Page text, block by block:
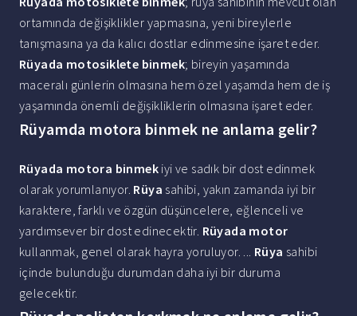
ortamında değişiklikler yapmasına, yeni bireylerle
tanışmasına ya da kalıcı dostlar edinmesine işaret eder.
Rüyada motosiklete binmek; bireyin yaşamında
maceralı günlerin olmasına hem özel yaşamda hem de iş
yaşamında önemli değişikliklerin olmasına işaret eder.
Rüyamda motora binmek ne anlama gelir?
Rüyada motora binmek iyi ve sadık bir dost edinmek
olarak yorumlanıyor. Rüya sahibi, yakın zamanda iyi bir
karaktere, farklı ve özgün düşüncelere, eğlenceli ve
yardımsever bir dost edinecektir. Rüyada motor
kullanmak, genel olarak hayra yoruluyor. ... Rüya sahibi
içinde bulunduğu durumdan daha iyi bir duruma
gelecektir.